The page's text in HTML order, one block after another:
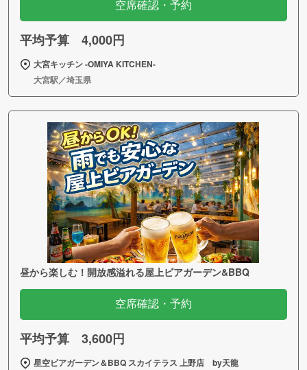
空席確認・予約
平均予算 4,000円
大宮キッチン ‐OMIYA KITCHEN‐
大宮駅／埼玉県
昼から楽しむ！開放感溢れる屋上ビアガーデン&BBQ
空席確認・予約
平均予算 3,600円
星空ビアガーデン＆BBQ スカイテラス 上野店 by天龍